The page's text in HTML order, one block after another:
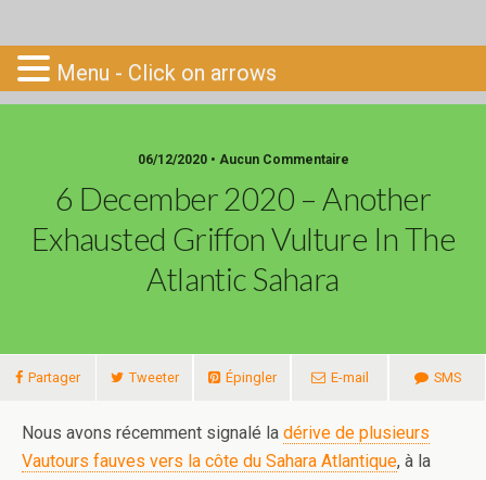
Go-South
06/12/2020 • Aucun Commentaire
6 December 2020 – Another
Exhausted Griffon Vulture In The
Atlantic Sahara
Partager Tweeter Épingler E-mail SMS
Nous avons récemment signalé la dérive de plusieurs
Vautours fauves vers la côte du Sahara Atlantique, à la
Menu - Click on arrows